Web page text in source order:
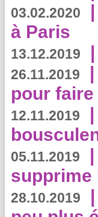
03.02.2020 |
à Paris
13.12.2019 |
26.11.2019 |
pour
12.11.2019 |
05.11.2019 |
supprime
28.10.2019 |